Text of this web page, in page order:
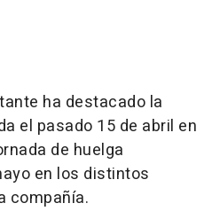
ha destacado la
el pasado 15 de abril en
de huelga
en los distintos
compañía.